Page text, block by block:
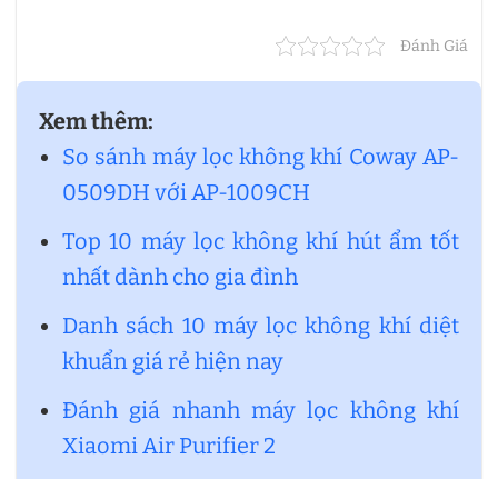
Đánh Giá
Xem thêm:
So sánh máy lọc không khí Coway AP-
0509DH với AP-1009CH
Top 10 máy lọc không khí hút ẩm tốt
nhất dành cho gia đình
Danh sách 10 máy lọc không khí diệt
khuẩn giá rẻ hiện nay
Đánh giá nhanh máy lọc không khí
Xiaomi Air Purifier 2